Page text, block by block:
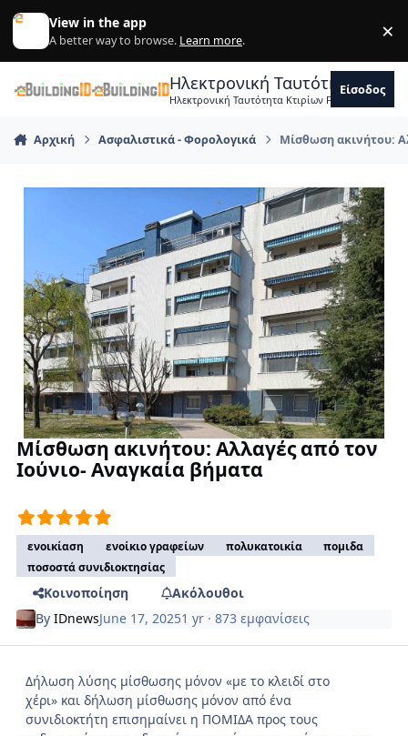
Skip to content
View in the app
A better way to browse. Learn more. ×
Ηλεκτρονική Ταυτότητα
Ηλεκτρονική Ταυτότητα Κτιρίων Forum
Είσοδος
Αρχική Ασφαλιστικά - Φορολογικά Μίσθωση ακινήτου:
Μίσθωση ακινήτου: Αλλαγές από τον
Ιούνιο- Αναγκαία βήματα
ενοικίαση ενοίκιο γραφείων πολυκατοικία
πομιδα
ποσοστά συνιδιοκτησίας
Κοινοποίηση
Ακόλουθοι
ByIDnewsJune 17, 20251 yr · 873 εμφανίσεις
Δήλωση λύσης μίσθωσης μόνον «με το κλειδί στο
χέρι» και δήλωση μίσθωσης μόνον από ένα
συνιδιοκτήτη επισημαίνει η ΠΟΜΙΔΑ προς τους